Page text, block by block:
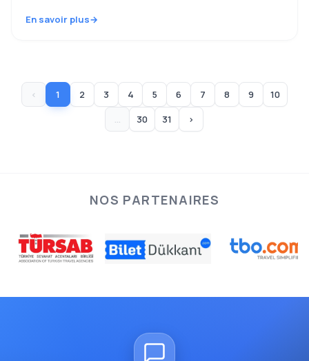
En savoir plus
‹ 1 2 3 4 5 6 7 8 9
10
30 31 ›
NOS PARTENAIRES